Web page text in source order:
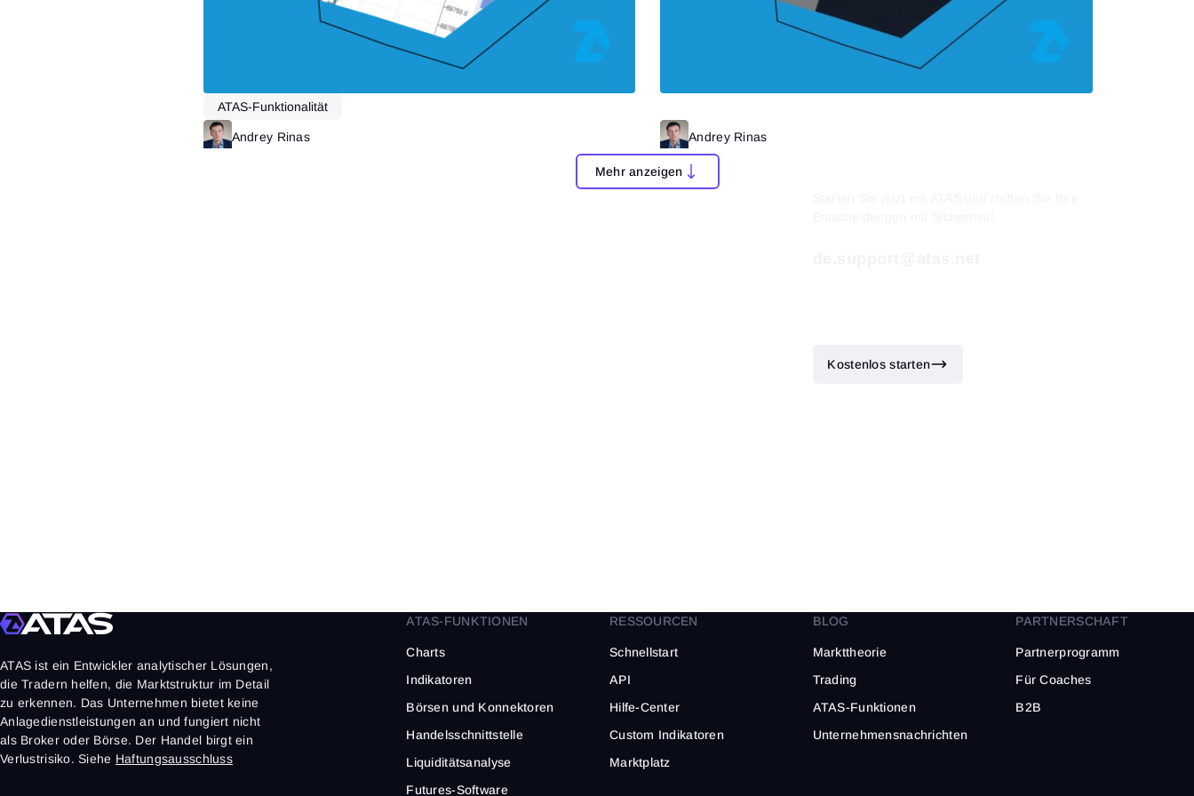
ATAS-Funktionalität
Andrey Rinas Andrey Rinas
Mehr anzeigen
Kostenlos starten
ATAS ist ein Entwickler analytischer Lösungen,
die Tradern helfen, die Marktstruktur im Detail
zu erkennen. Das Unternehmen bietet keine
Anlagedienstleistungen an und fungiert nicht
als Broker oder Börse. Der Handel birgt ein
Verlustrisiko. Siehe Haftungsausschluss
ATAS-FUNKTIONEN
Charts
Indikatoren
Börsen und Konnektoren
Handelsschnittstelle
Liquiditätsanalyse
Futures-Software
RESSOURCEN
Schnellstart
API
Hilfe-Center
Custom Indikatoren
Marktplatz
BLOG
Markttheorie
Trading
ATAS-Funktionen
Unternehmensnachrichten
PARTNERSCHAFT
Partnerprogramm
Für Coaches
B2B